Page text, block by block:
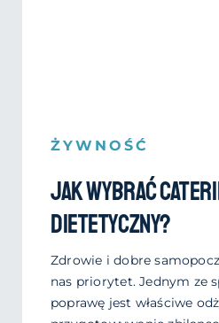
ŻYWNOŚĆ
Jak wybrać
dietetyczny?
Zdrowie i dobre
nas priorytet. Jednym ze
poprawę jest właściwe